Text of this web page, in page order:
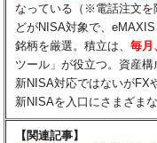
なっている（※電話注文を
どがNISA対象で、
銘柄を厳選。積立は、毎月
ツール」が役立つ。資産構
新NISA対応ではないがFX
新NISAを入口にさまざま
【関連記事】